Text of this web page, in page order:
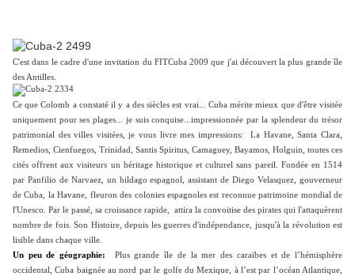
C'est dans le cadre d'une invitation du FITCuba 2009 que j'ai découvert la plus grande île
des Antilles.
Ce que Colomb a constaté il y a des siècles est vrai... Cuba mérite mieux que d'être visitée
uniquement pour ses plages... je suis conquise...impressionnée par la splendeur du trésor
patrimonial des villes visitées, je vous livre mes impressions: La Havane, Santa Clara,
Remedios, Cienfuegos, Trinidad, Santis Spiritus, Camaguey, Bayamos, Holguin, toutes ces
cités offrent aux visiteurs un héritage historique et culturel sans pareil. Fondée en 1514
par Panfilio de Narvaez, un hildago espagnol, assistant de Diego Velasquez, gouverneur
de Cuba, la Havane, fleuron des colonies espagnoles est reconnue patrimoine mondial de
l'Unesco. Par le passé, sa croissance rapide, attira la convoitise des pirates qui l'attaquèrent
nombre de fois. Son Histoire, depuis les guerres d'indépendance, jusqu'à la révolution est
lisible dans chaque ville.
Un peu de géographie:
Plus grande île de la mer des caraïbes et de l’hémisphère
occidental, Cuba baignée au nord par le golfe du Mexique, à l’est par l’océan Atlantique,